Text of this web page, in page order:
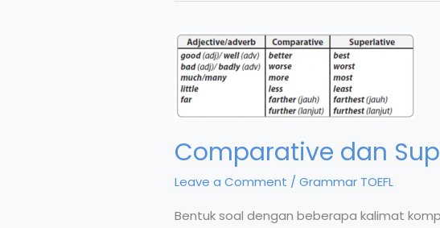
Comparative dan
Leave a Comment / Grammar TOEFL
Bentuk soal dengan beberapa kalimat